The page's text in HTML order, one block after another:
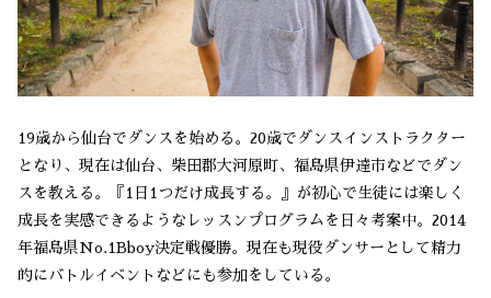
19歳から仙台でダンスを始める。20歳でダンスインストラクター
となり、現在は仙台、柴田郡大河原町、福島県伊達市などでダン
スを教える。『1日1つだけ成長する。』が初心で生徒には楽しく
成長を実感できるようなレッスンプログラムを日々考案中。2014
年福島県No.1Bboy決定戦優勝。現在も現役ダンサーとして精力
的にバトルイベントなどにも参加をしている。